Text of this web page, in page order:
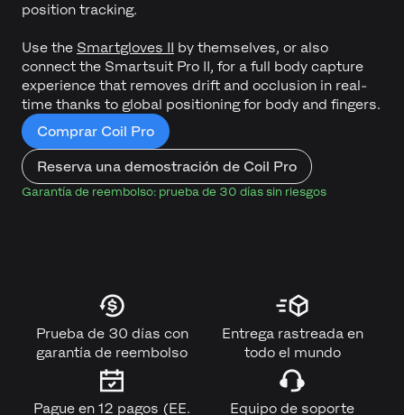
position tracking.
Use the Smartgloves II by themselves, or also
connect the Smartsuit Pro II, for a full body capture
experience that removes drift and occlusion in real-
time thanks to global positioning for body and fingers.
Comprar Coil Pro
Reserva una demostración de Coil Pro
Garantía de reembolso: prueba de 30 días sin riesgos
Prueba de 30 días con
garantía de reembolso
Entrega rastreada en
todo el mundo
Pague en 12 pagos (EE. Equipo de soporte